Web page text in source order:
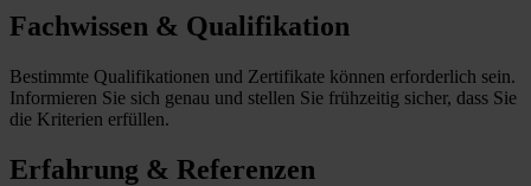
Fachwissen & Qualifikation
Bestimmte Qualifikationen und Zertifikate können erforderlich sein.
Informieren Sie sich genau und stellen Sie frühzeitig sicher, dass Sie
die Kriterien erfüllen.
Erfahrung & Referenzen